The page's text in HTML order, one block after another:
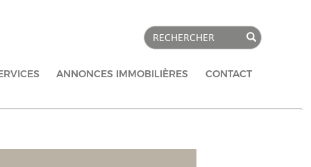
Rechercher
ANNONCES IMMOBILIÈRES CONTACT